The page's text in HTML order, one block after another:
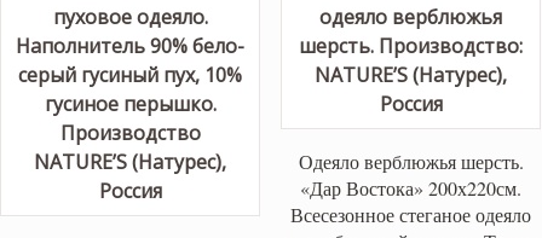
Одеяло верблюжья шерсть.
«Дар Востока» 200х220см.
Всесезонное стеганое одеяло